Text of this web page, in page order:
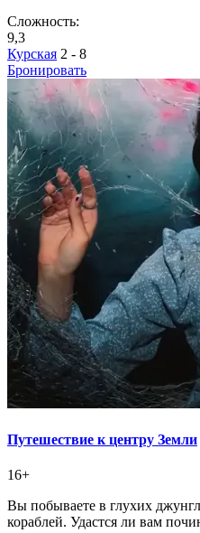
Сложность:
9,3
Курская 2 - 8
Бронировать
Путешествие к центру Земли
16+
Вы побываете в глухих
кораблей. Удастся ли вам